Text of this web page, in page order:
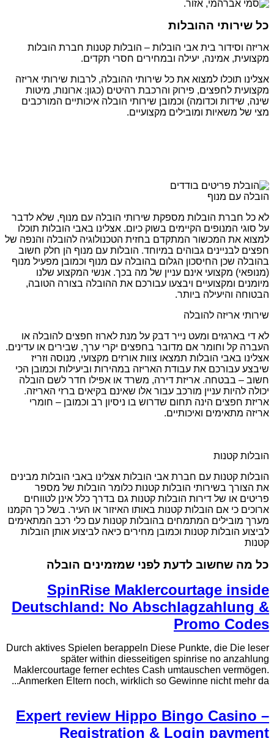
כל שירותי ההובלות
אריזה וסידור בית אבי הובלות – הובלות קטנות חברת הובלות
מקצועית, אמינה, יעילה ובמחירים חסרי תקדים.
אצלינו תוכלו למצוא את כל שירותי ההובלה, לרבות שירותי אריזה
מקצועית לחפצים, פירוק והרכבת רהיטים (כגון: ארונות, מיטות
שינה, שידות וכדומה) וכמובן שירותי הובלה איכותיים המורכבים
מצי של משאיות ומובילים מקצועיים.
הובלה עם מנוף
לא כל חברת הובלות מספקת שירותי הובלה עם מנוף, שלא לדבר
על סוגי המנופים הקיימים בשוק כיום. אצלינו באבי הובלות תוכלו
למצוא את המכשור המתקדם בחזית הטכנולוגיה להובלה והנפה של
חפצים לבניינים גבוהים במיוחד. הובלות עם מנוף הן חלק חשוב
בהובלה שכן החיסכון הגלום בהובלה עם מנוף וכמובן מפעיל מנוף
(מנופאי) מקצועי אינם עניין של מה בכך. אנשי המקצוע שלנו
מיומנים ומקצועיים ויבצעו עבורכם את ההובלה בצורה הטובה,
הבטוחה והיעילה ביותר.
שירותי אריזה להובלה
לא די בארגזים ומעט נייר דבק על מנת לארוז חפצים להובלה או
העברה קל וחומר אם מדובר בחפצים יקרי ערך, שבירים או עדינים.
אצלינו באבי הובלות תמצאו צוות אורזים מקצועי, מנוסה וזריז
שיבצע עבורכם את עבודת האריזה במהירות וביעילות וכמובן הכי
חשוב – בבטחה. אריזת דירה, משרד או אפילו חדר לשם הובלה
יכולה להיות עניין מורכב עבור אלו שאינם בקיאים ברזי האריזה.
אריזת חפצים הינה תחום שדרוש בו ניסיון רב וכמובן – חומרי
אריזה מתאימים ואיכותיים.
הובלות קטנות
הובלות קטנות עם חברת אבי הובלות אצלינו באבי הובלות מבינים
את הצורך בשירותי הובלות קטנות כלומר הובלות של מספר
פריטים או של דירות הובלות קטנות גם בדרך כלל אינן לטווחים
ארוכים כי אם הובלות קטנות באותו האיזור או העיר. בשל כך הקמנו
מערך מובילים המתמחים בהובלות קטנות עם כלי רכב המתאימים
לביצוע הובלות קטנות וכמובן מחירים כיאה לביצוע אותן הובלות
קטנות
כל מה שחשוב לדעת לפני שמזמינים הובלה
SpinRise Maklercourtage inside
Deutschland: No Abschlagzahlung &
Promo Codes
Durch aktives Spielen berappeln Diese Punkte, die Die leser
später within diesseitigen spinrise no anzahlung
Maklercourtage ferner echtes Cash umtauschen vermögen.
Anmerken Eltern noch, wirklich so Gewinne nicht mehr da...
Expert review Hippo Bingo Casino –
Registration & Login payment